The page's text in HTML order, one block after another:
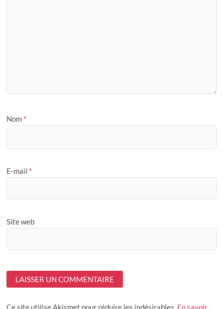
Nom *
E-mail *
Site web
Ce site utilise Akismet pour réduire les indésirables. En savoir